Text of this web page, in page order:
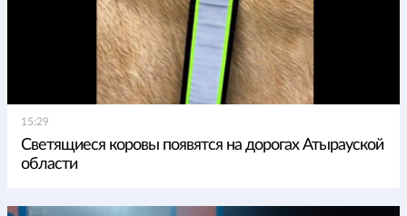
15:29
Светящиеся коровы появятся на дорогах Атырауской
области